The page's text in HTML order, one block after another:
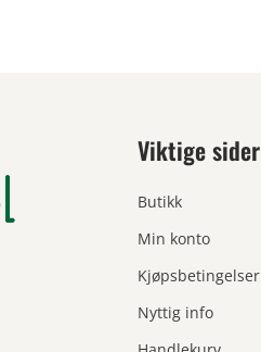
Viktige sider
Butikk
Min konto
Kjøpsbetingelser
Nyttig info